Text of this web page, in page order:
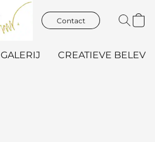
Contact
GALERIJ CREATIEVE